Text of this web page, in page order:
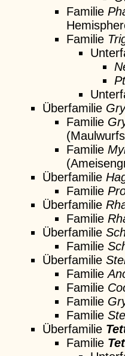
Familie
Familie
Überfamilie
Familie
Familie
Überfamilie
Familie
Überfamilie
Familie
Überfamilie
Familie
Überfamilie
Familie
Familie
Familie
Familie
Überfamilie
Familie